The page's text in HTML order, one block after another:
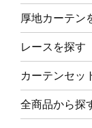
厚地カーテン
レースを探す
カーテンセッ
全商品から探